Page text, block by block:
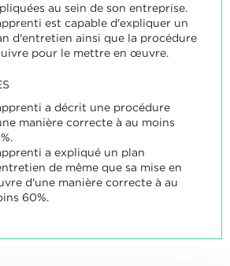
au sein de son entreprise.
est capable d'expliquer un
d'entretien ainsi que la procédure
pour le mettre en œuvre.
a décrit une procédure
manière correcte à au moins
a expliqué un plan
de même que sa mise en
d'une manière correcte à au
60%.